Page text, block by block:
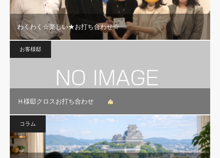
わくわく☆楽しい★お打ち合わせ☆
お客様邸
Ｈ様邸クロスお打ち合わせ
コラム